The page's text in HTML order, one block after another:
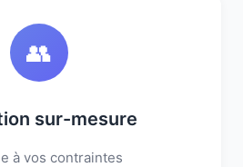
👥
sur-mesure
à vos contraintes